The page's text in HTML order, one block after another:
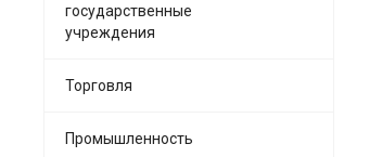
государственные
учреждения
Торговля
Промышленность